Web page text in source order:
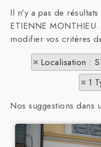
Il n'y a pas de
ETIENNE
modifier vos critères
Localisation :
1
Nos suggestions dans